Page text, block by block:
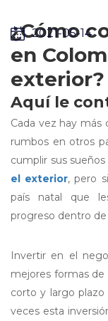
2021-05-14
¿Cómo
en
exterior?
Aquí le
Cada vez hay
rumbos en otros
cumplir sus sueños
el exterior, pero
país natal que
progreso dentro de
Invertir en el
mejores formas de
corto y largo
veces esta